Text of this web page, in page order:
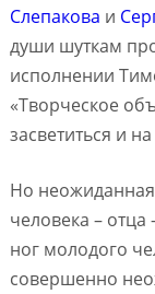
Слепакова и
души шуткам
исполнении
«Творческое
засветиться и
Но
человека –
ног молодого
совершенно